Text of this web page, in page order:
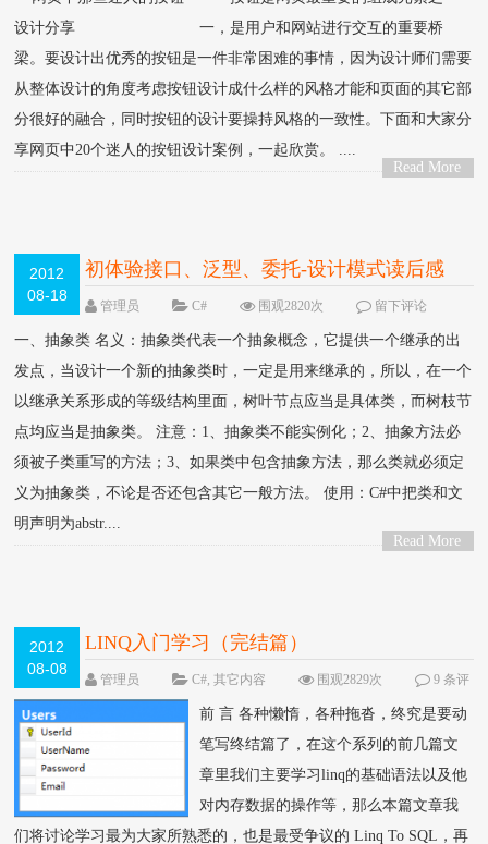
一，是用户和网站进行交互的重要桥
梁。要设计出优秀的按钮是一件非常困难的事情，因为设计师们需要
从整体设计的角度考虑按钮设计成什么样的风格才能和页面的其它部
分很好的融合，同时按钮的设计要操持风格的一致性。下面和大家分
享网页中20个迷人的按钮设计案例，一起欣赏。 ....
Read More
2012
08-18
初体验接口、泛型、委托-设计模式读后感
管理员 C# 围观2820次 留下评论
一、抽象类 名义：抽象类代表一个抽象概念，它提供一个继承的出
发点，当设计一个新的抽象类时，一定是用来继承的，所以，在一个
以继承关系形成的等级结构里面，树叶节点应当是具体类，而树枝节
点均应当是抽象类。 注意：1、抽象类不能实例化；2、抽象方法必
须被子类重写的方法；3、如果类中包含抽象方法，那么类就必须定
义为抽象类，不论是否还包含其它一般方法。 使用：C#中把类和文
明声明为abstr....
Read More
2012
08-08
LINQ入门学习（完结篇）
管理员 C#,其它内容 围观2829次
9 条评
论
前 言 各种懒惰，各种拖沓，终究是要动
笔写终结篇了，在这个系列的前几篇文
章里我们主要学习linq的基础语法以及他
对内存数据的操作等，那么本篇文章我
们将讨论学习最为大家所熟悉的，也是最受争议的 Linq To SQL，再